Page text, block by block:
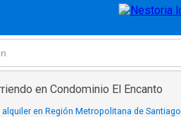
en Condominio El Encanto
en Región Metropolitana de Santiago